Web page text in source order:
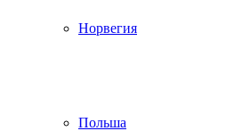
Норвегия
Польша